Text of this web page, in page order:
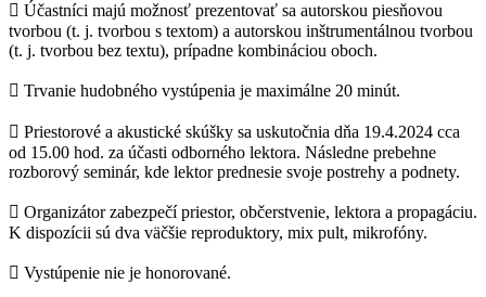
 Účastníci majú možnosť prezentovať sa autorskou piesňovou
tvorbou (t. j. tvorbou s textom) a autorskou inštrumentálnou tvorbou
(t. j. tvorbou bez textu), prípadne kombináciou oboch.
 Trvanie hudobného vystúpenia je maximálne 20 minút.
 Priestorové a akustické skúšky sa uskutočnia dňa 19.4.2024 cca
od 15.00 hod. za účasti odborného lektora. Následne prebehne
rozborový seminár, kde lektor prednesie svoje postrehy a podnety.
 Organizátor zabezpečí priestor, občerstvenie, lektora a propagáciu.
K dispozícii sú dva väčšie reproduktory, mix pult, mikrofóny.
 Vystúpenie nie je honorované.